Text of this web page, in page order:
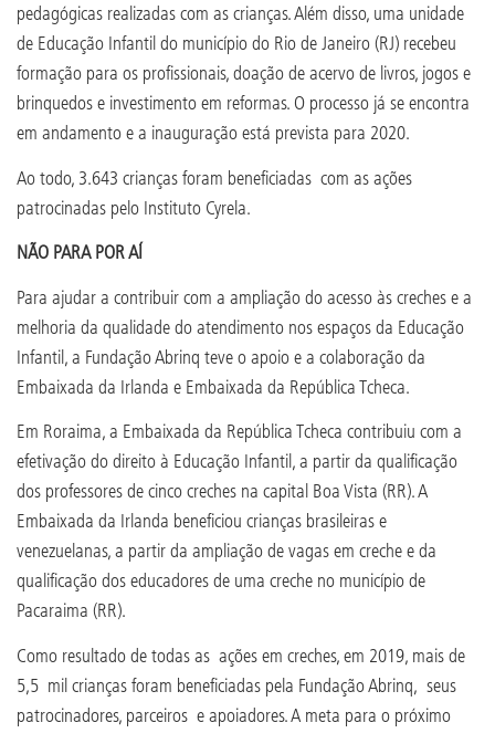
pedagógicas realizadas com as crianças. Além disso, uma unidade
de Educação Infantil do município do Rio de Janeiro (RJ) recebeu
formação para os profissionais, doação de acervo de livros, jogos e
brinquedos e investimento em reformas. O processo já se encontra
em andamento e a inauguração está prevista para 2020.
Ao todo, 3.643 crianças foram beneficiadas com as ações
patrocinadas pelo Instituto Cyrela.
NÃO PARA POR AÍ
Para ajudar a contribuir com a ampliação do acesso às creches e a
melhoria da qualidade do atendimento nos espaços da Educação
Infantil, a Fundação Abrinq teve o apoio e a colaboração da
Embaixada da Irlanda e Embaixada da República Tcheca.
Em Roraima, a Embaixada da República Tcheca contribuiu com a
efetivação do direito à Educação Infantil, a partir da qualificação
dos professores de cinco creches na capital Boa Vista (RR). A
Embaixada da Irlanda beneficiou crianças brasileiras e
venezuelanas, a partir da ampliação de vagas em creche e da
qualificação dos educadores de uma creche no município de
Pacaraima (RR).
Como resultado de todas as ações em creches, em 2019, mais de
5,5 mil crianças foram beneficiadas pela Fundação Abrinq, seus
patrocinadores, parceiros e apoiadores. A meta para o próximo